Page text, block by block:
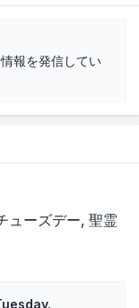
報を発信してい
ューズデー 聖霊